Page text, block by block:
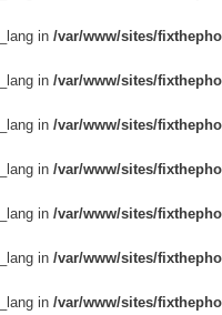
in /var/www/sites/
in /var/www/sites/
in /var/www/sites/
in /var/www/sites/
in /var/www/sites/
in /var/www/sites/
in /var/www/sites/